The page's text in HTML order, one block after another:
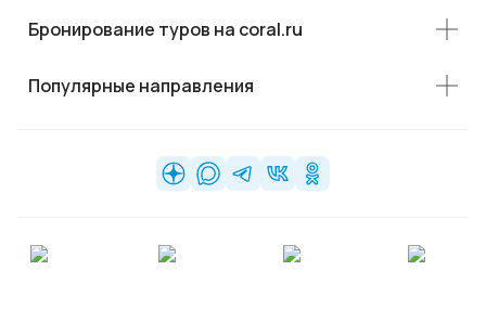
Бронирование туров на coral.ru
Популярные направления